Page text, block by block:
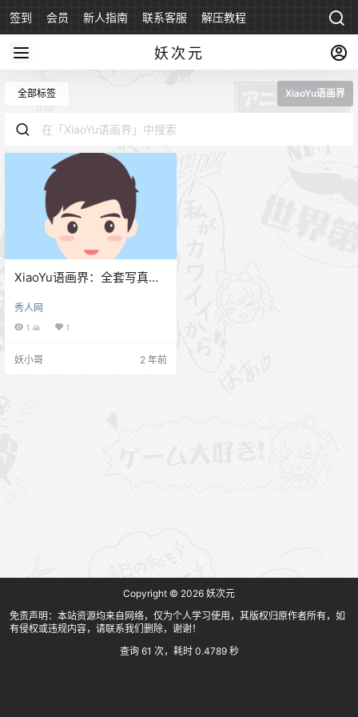
签到 会员 新人指南 联系客服 解压教程
妖次元
全部标签 XiaoYu语画界
XiaoYu语画界：全套写真资
步更新]
秀人网
1.4k 1
妖小哥 2 年前
Copyright © 2026 妖次元
免责声明：本站资源均来自网络，仅为个人学习使用，其版权归原作者所有，如
有侵权或违规内容，请联系我们删除，谢谢！
查询 61 次，耗时 0.4789 秒